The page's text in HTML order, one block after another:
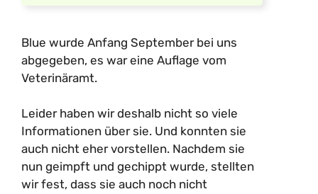
Blue wurde Anfang September bei uns
abgegeben, es war eine Auflage vom
Veterinäramt.
Leider haben wir deshalb nicht so viele
Informationen über sie. Und konnten sie
auch nicht eher vorstellen. Nachdem sie
nun geimpft und gechippt wurde, stellten
wir fest, dass sie auch noch nicht